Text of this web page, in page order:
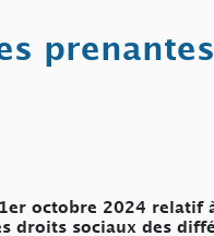
octobre 2024 relatif
droits sociaux des